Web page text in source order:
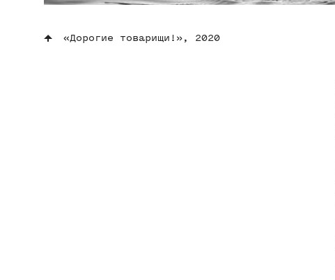
«Дорогие товарищи!», 2020